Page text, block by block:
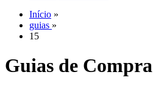
Início »
guias »
15
Guias de Compra